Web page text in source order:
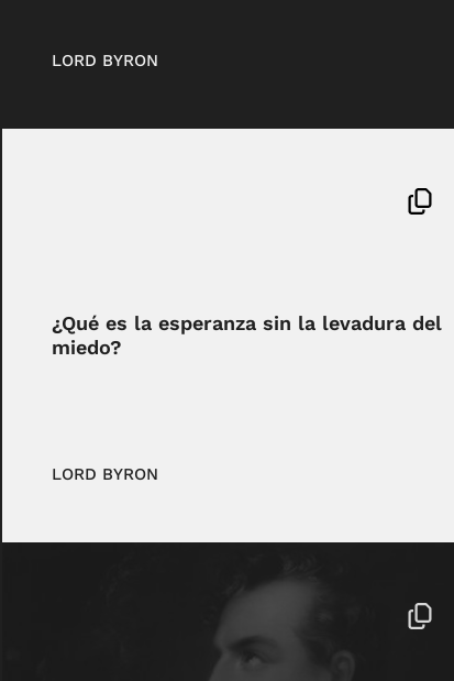
LORD BYRON
¿Qué es la esperanza sin la levadura del
miedo?
LORD BYRON